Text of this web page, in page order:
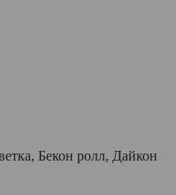
Бекон ролл, Дайкон